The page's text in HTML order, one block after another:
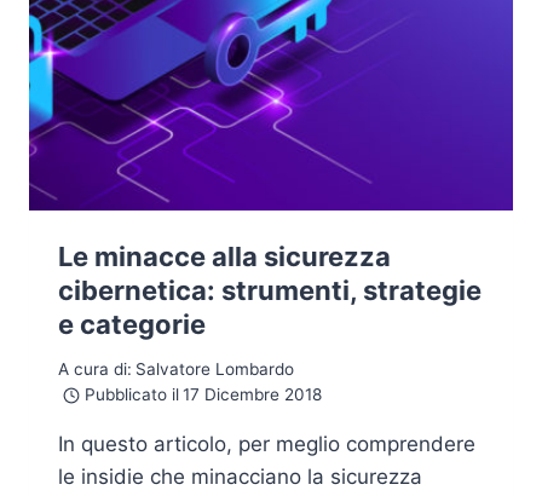
Le minacce alla sicurezza
cibernetica: strumenti, strategie
e categorie
A cura di: Salvatore Lombardo
Pubblicato il 17 Dicembre 2018
In questo articolo, per meglio comprendere
le insidie che minacciano la sicurezza